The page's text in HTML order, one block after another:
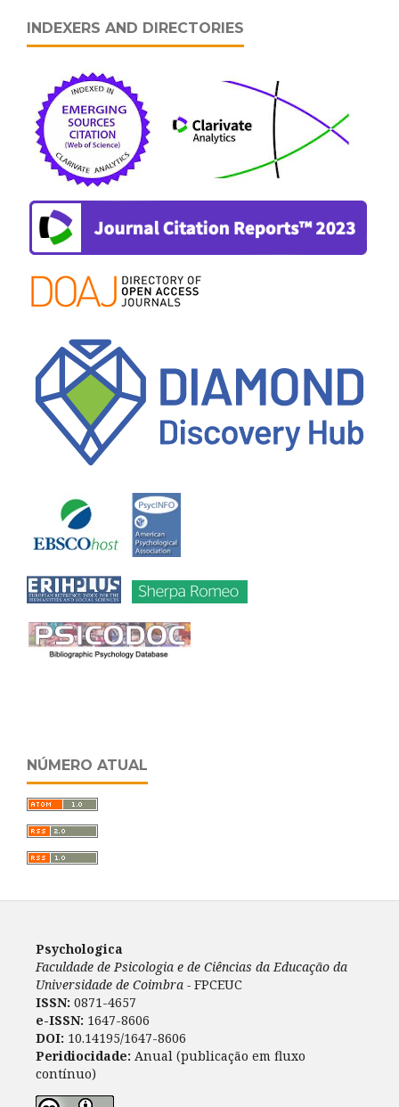
INDEXERS AND DIRECTORIES
NÚMERO ATUAL
Psychologica
Faculdade de Psicologia e de Ciências da Educação da
Universidade de Coimbra - FPCEUC
ISSN: 0871-4657
e-ISSN: 1647-8606
DOI: 10.14195/1647-8606
Peridiocidade: Anual (publicação em fluxo
contínuo)